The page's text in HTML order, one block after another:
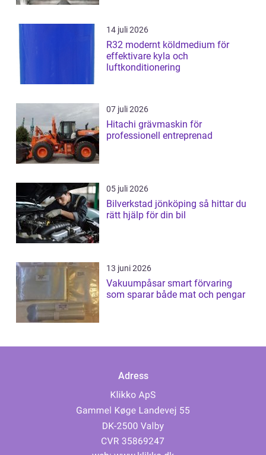
14 juli 2026
R32 modernt köldmedium för
effektivare kyla och
luftkonditionering
07 juli 2026
Hitachi grävmaskin för
professionell entreprenad
05 juli 2026
Bilverkstad jönköping så hittar du
rätt hjälp för din bil
13 juni 2026
Vakuumpåsar smart förvaring
som sparar både mat och pengar
Adress